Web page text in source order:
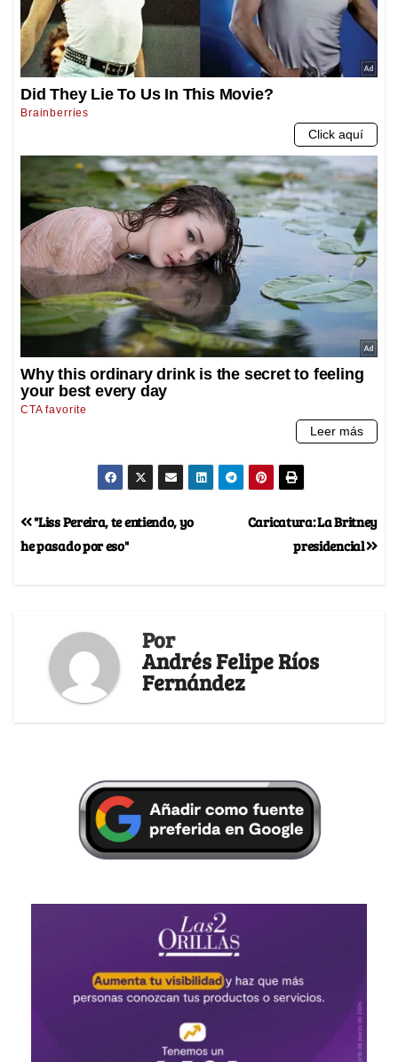
Caricatura: La Britney
presidencial
"Liss Pereira, te entiendo, yo
he pasado por eso"
Por
Andrés Felipe Ríos
Fernández